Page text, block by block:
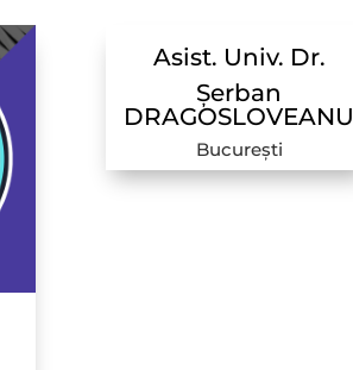
Asist. Univ. Dr.
Șerban
DRAGOSLOVEANU
București